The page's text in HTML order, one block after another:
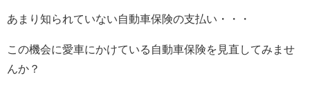
あまり知られていない自動車保険の支払い・・・
この機会に愛車にかけている自動車保険を見直してみませ
んか？